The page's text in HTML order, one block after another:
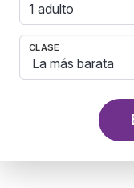
1 adulto
CLASE